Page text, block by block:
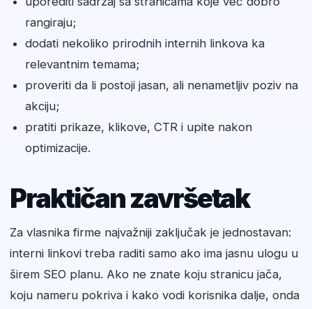
rangiraju;
dodati nekoliko prirodnih internih linkova ka
relevantnim temama;
proveriti da li postoji jasan, ali nenametljiv poziv na
akciju;
pratiti prikaze, klikove, CTR i upite nakon
optimizacije.
Praktičan završetak
Za vlasnika firme najvažniji zaključak je jednostavan:
interni linkovi treba raditi samo ako ima jasnu ulogu u
širem SEO planu. Ako ne znate koju stranicu jača,
koju nameru pokriva i kako vodi korisnika dalje, onda